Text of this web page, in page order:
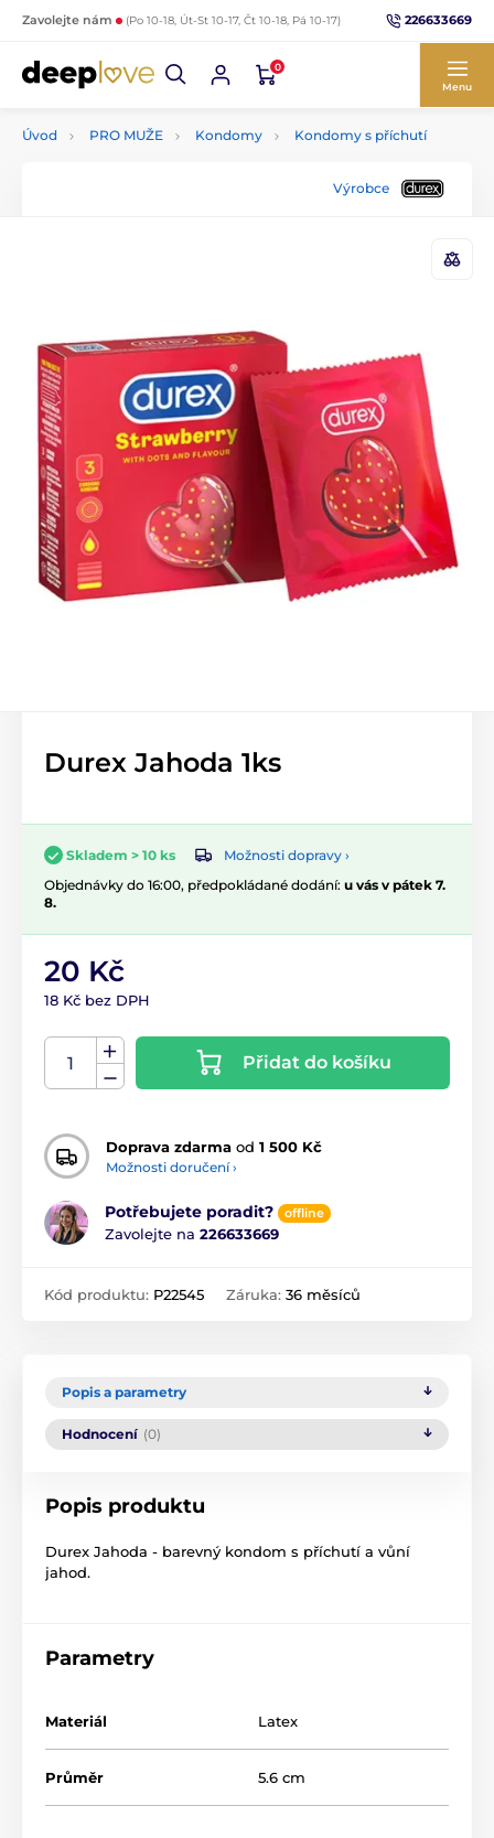
Zavolejte nám (Po 10-18, Út-St 10-17, Čt 10-18, Pá 10-17) 226633669
0
Menu
Úvod PRO MUŽE Kondomy Kondomy s příchutí
Výrobce
Durex Jahoda 1ks
Skladem > 10 ks
Možnosti dopravy ›
Objednávky do 16:00, předpokládané dodání: u vás v pátek 7.
8.
20 Kč
18 Kč bez DPH
Přidat do košíku
Doprava zdarma od 1 500 Kč
Možnosti doručení ›
Potřebujete poradit? offline
Zavolejte na 226633669
Kód produktu: P22545 Záruka: 36 měsíců
Popis a parametry
Hodnocení (0)
Popis produktu
Durex Jahoda - barevný kondom s příchutí a vůní
jahod.
Parametry
Materiál Latex
Průměr 5.6 cm